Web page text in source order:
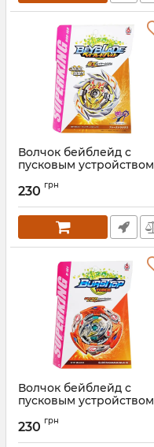
Волчок бейблейд с
пусковым устройством
First Uranus
Артикул: BOO169
230 грн
Волчок бейблейд с
пусковым устройством
Glide Ragnaruk
Артикул: B161
230 грн